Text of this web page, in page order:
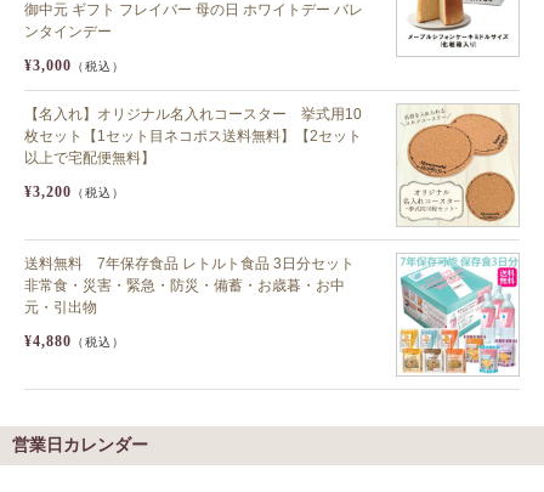
御中元 ギフト フレイバー 母の日 ホワイトデー バレ
ンタインデー
¥3,000 （税込）
【名入れ】オリジナル名入れコースター 挙式用10
枚セット【1セット目ネコポス送料無料】【2セット
以上で宅配便無料】
¥3,200 （税込）
送料無料 7年保存食品 レトルト食品 3日分セット
非常食・災害・緊急・防災・備蓄・お歳暮・お中
元・引出物
¥4,880 （税込）
営業日カレンダー